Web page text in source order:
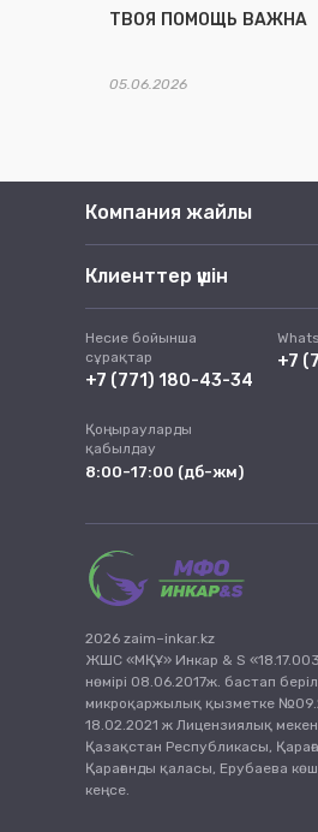
ТВОЯ ПОМОЩЬ ВАЖНА
05.06.2026
Компания жайлы
Клиенттер үшін
2026 zaim–inkar.kz
ЖШС «МҚҰ» Инкар & S «18.17.003
нөмірі 08.06.2017ж. бастап
микроқаржылық қызметке
18.02.2021 ж Лицензиялық
Қазақстан Республикасы,
Қарағанды қаласы, Ерубаева
кеңсе.
Несие бойынша
сұрақтар
+7 (771) 180-43-34
+7
Қоңырауларды
қабылдау
8:00-17:00 (дб-жм)